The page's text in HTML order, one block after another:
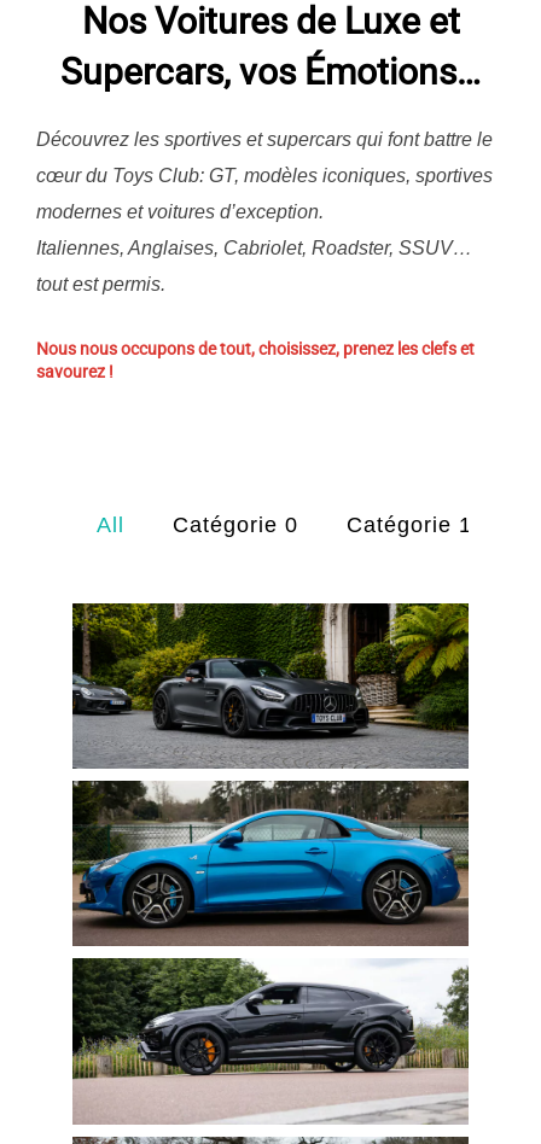
Nos Voitures de Luxe et
Supercars, vos Émotions…
Découvrez les sportives et supercars qui font battre le
cœur du Toys Club: GT, modèles iconiques, sportives
modernes et voitures d’exception.
Italiennes, Anglaises, Cabriolet, Roadster, SSUV…
tout est permis.
Nous nous occupons de tout, choisissez, prenez les clefs et
savourez !
All Catégorie 0 Catégorie 1